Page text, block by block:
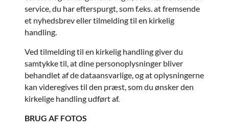
service, du har efterspurgt, som f.eks. at fremsende
et nyhedsbrev eller tilmelding til en kirkelig
handling.
Ved tilmelding til en kirkelig handling giver du
samtykke til, at dine personoplysninger bliver
behandlet af de dataansvarlige, og at oplysningerne
kan videregives til den præst, som du ønsker den
kirkelige handling udført af.
BRUG AF FOTOS